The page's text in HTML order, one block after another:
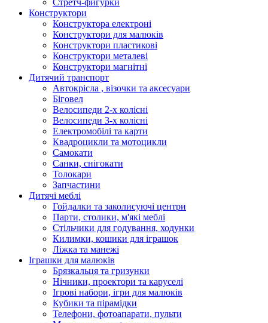
Стретч-фигурки
Конструктори
Конструктора електроні
Конструктори для малюків
Конструктори пластикові
Конструктори металеві
Конструктори магнітні
Дитячий транспорт
Автокрісла , візочки та аксесуари
Біговел
Велосипеди 2-х колісні
Велосипеди 3-х колісні
Електромобілі та карти
Квадроцикли та мотоцикли
Самокати
Санки, снігокати
Толокари
Запчастини
Дитячі меблі
Гойдалки та заколисуючі центри
Парти, столики, м'які меблі
Стільчики для годування, ходунки
Килимки, кошики для іграшок
Ліжка та манежі
Іграшки для малюків
Брязкальця та гризунки
Нічники, проектори та каруселі
Ігрові набори, ігри для малюків
Кубики та пірамідки
Телефони, фотоапарати, пульти